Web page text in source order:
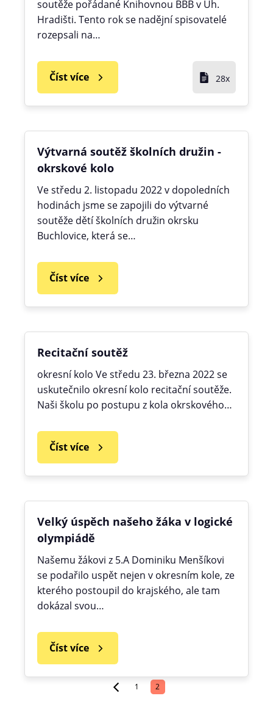
soutěže pořádané Knihovnou BBB v Uh.
Hradišti. Tento rok se nadějní spisovatelé
rozepsali na…
Číst více 28x
Výtvarná soutěž školních družin -
okrskové kolo
Ve středu 2. listopadu 2022 v dopoledních
hodinách jsme se zapojili do výtvarné
soutěže dětí školních družin okrsku
Buchlovice, která se…
Číst více
Recitační soutěž
okresní kolo Ve středu 23. března 2022 se
uskutečnilo okresní kolo recitační soutěže.
Naši školu po postupu z kola okrskového…
Číst více
Velký úspěch našeho žáka v logické
olympiádě
Našemu žákovi z 5.A Dominiku Menšíkovi
se podařilo uspět nejen v okresním kole, ze
kterého postoupil do krajského, ale tam
dokázal svou…
Číst více
1 2